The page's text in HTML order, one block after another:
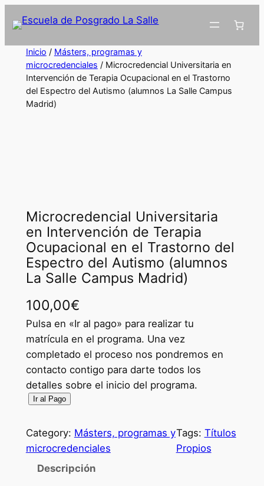
Inicio / Másters, programas y
microcredenciales / Microcredencial Universitaria en
Intervención de Terapia Ocupacional en el Trastorno
del Espectro del Autismo (alumnos La Salle Campus
Madrid)
Microcredencial Universitaria
en Intervención de Terapia
Ocupacional en el Trastorno del
Espectro del Autismo (alumnos
La Salle Campus Madrid)
100,00€
Pulsa en «Ir al pago» para realizar tu
matrícula en el programa. Una vez
completado el proceso nos pondremos en
contacto contigo para darte todos los
detalles sobre el inicio del programa.
M
c
r
Ir al Pago
Category: Másters, programas y
microcredenciales
Tags: Títulos
Propios
Descripción